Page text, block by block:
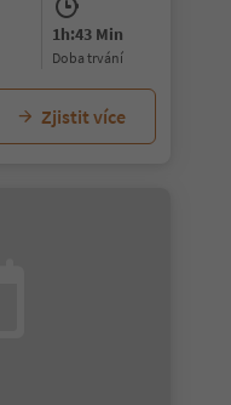
1h:43 Min
doba trvání
Zjistit více